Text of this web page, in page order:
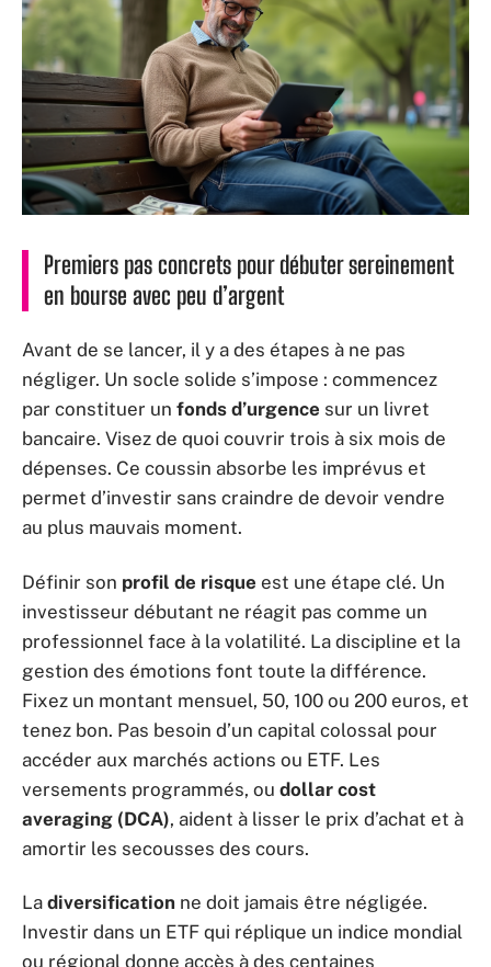
Premiers pas concrets pour débuter sereinement
en bourse avec peu d’argent
Avant de se lancer, il y a des étapes à ne pas
négliger. Un socle solide s’impose : commencez
par constituer un fonds d’urgence sur un livret
bancaire. Visez de quoi couvrir trois à six mois de
dépenses. Ce coussin absorbe les imprévus et
permet d’investir sans craindre de devoir vendre
au plus mauvais moment.
Définir son profil de risque est une étape clé. Un
investisseur débutant ne réagit pas comme un
professionnel face à la volatilité. La discipline et la
gestion des émotions font toute la différence.
Fixez un montant mensuel, 50, 100 ou 200 euros, et
tenez bon. Pas besoin d’un capital colossal pour
accéder aux marchés actions ou ETF. Les
versements programmés, ou dollar cost
averaging (DCA), aident à lisser le prix d’achat et à
amortir les secousses des cours.
La diversification ne doit jamais être négligée.
Investir dans un ETF qui réplique un indice mondial
ou régional donne accès à des centaines